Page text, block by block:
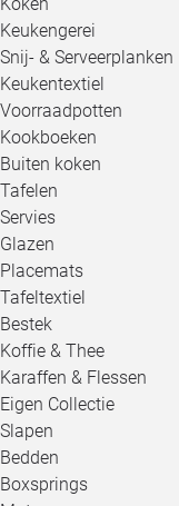
Keukengerei
Snij- & Serveerplanken
Keukentextiel
Voorraadpotten
Kookboeken
Buiten koken
Tafelen
Servies
Glazen
Placemats
Tafeltextiel
Bestek
Koffie & Thee
Karaffen & Flessen
Eigen Collectie
Slapen
Bedden
Boxsprings